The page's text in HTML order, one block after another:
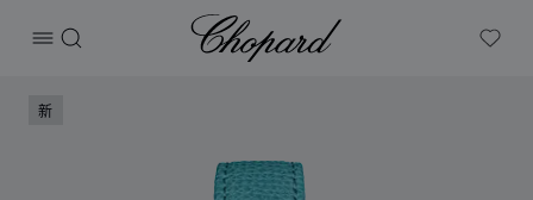
打开菜单
搜索
Chopard
My
新